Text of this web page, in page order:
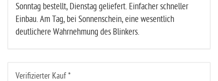
Sonntag bestellt, Dienstag geliefert. Einfacher schneller
Einbau. Am Tag, bei Sonnenschein, eine wesentlich
deutlichere Wahrnehmung des Blinkers.
Verifizierter Kauf *